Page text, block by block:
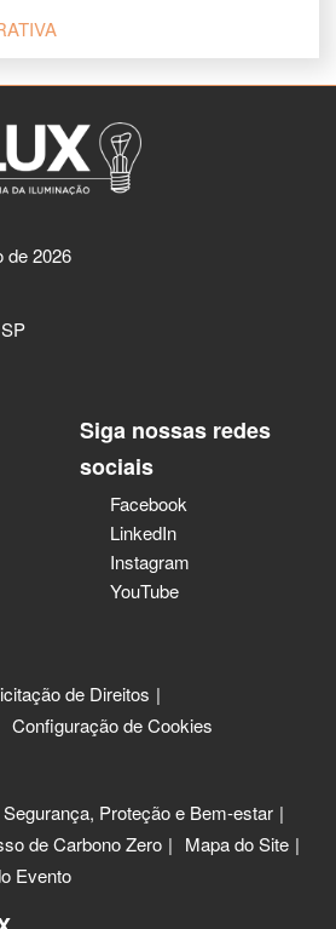
de 2026
Siga nossas redes
sociais
Facebook
LinkedIn
Instagram
YouTube
de Direitos
Configuração de Cookies
Segurança, Proteção e Bem-estar
de Carbono Zero
Mapa do Site
Evento